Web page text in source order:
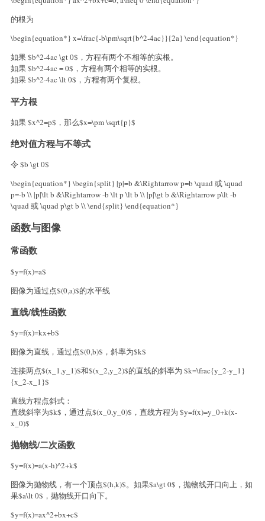
的根为
\begin{equation*} x=\frac{-b\pm\sqrt{b^2-4ac}}{2a} \end{equation*}
如果 $b^2-4ac \gt 0$，方程有两个不相等的实根。
如果 $b^2-4ac = 0$，方程有两个相等的实根。
如果 $b^2-4ac \lt 0$，方程有两个复根。
平方根
如果 $x^2=p$，那么$x=\pm \sqrt{p}$
绝对值方程与不等式
令 $b \gt 0$
\begin{equation*} \begin{split} |p|=b &\Rightarrow p=b \quad 或 \quad
p=-b \\ |p|\lt b &\Rightarrow -b \lt p \lt b \\ |p|\gt b &\Rightarrow p\lt -b
\quad 或 \quad p\gt b \\ \end{split} \end{equation*}
函数与图像
常函数
$y=f(x)=a$
图像为通过点$(0,a)$的水平线
直线/线性函数
$y=f(x)=kx+b$
图像为直线，通过点$(0,b)$，斜率为$k$
连接两点$(x_1,y_1)$和$(x_2,y_2)$的直线的斜率为 $k=\frac{y_2-y_1}
{x_2-x_1}$
直线方程点斜式：
直线斜率为$k$，通过点$(x_0,y_0)$，直线方程为 $y=f(x)=y_0+k(x-
x_0)$
抛物线/二次函数
$y=f(x)=a(x-h)^2+k$
图像为抛物线，有一个顶点$(h,k)$。如果$a\gt 0$，抛物线开口向上，如
果$a\lt 0$，抛物线开口向下。
$y=f(x)=ax^2+bx+c$